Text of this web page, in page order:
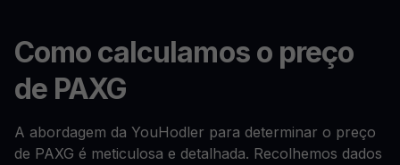
Como calculamos o preço
de PAXG
A abordagem da YouHodler para determinar o preço
de PAXG é meticulosa e detalhada. Recolhemos dados